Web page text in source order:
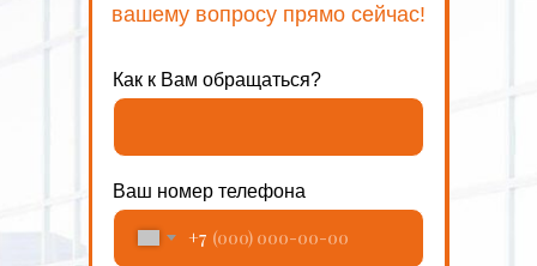
вашему вопросу прямо сейчас!
Как к Вам обращаться?
Ваш номер телефона
+7